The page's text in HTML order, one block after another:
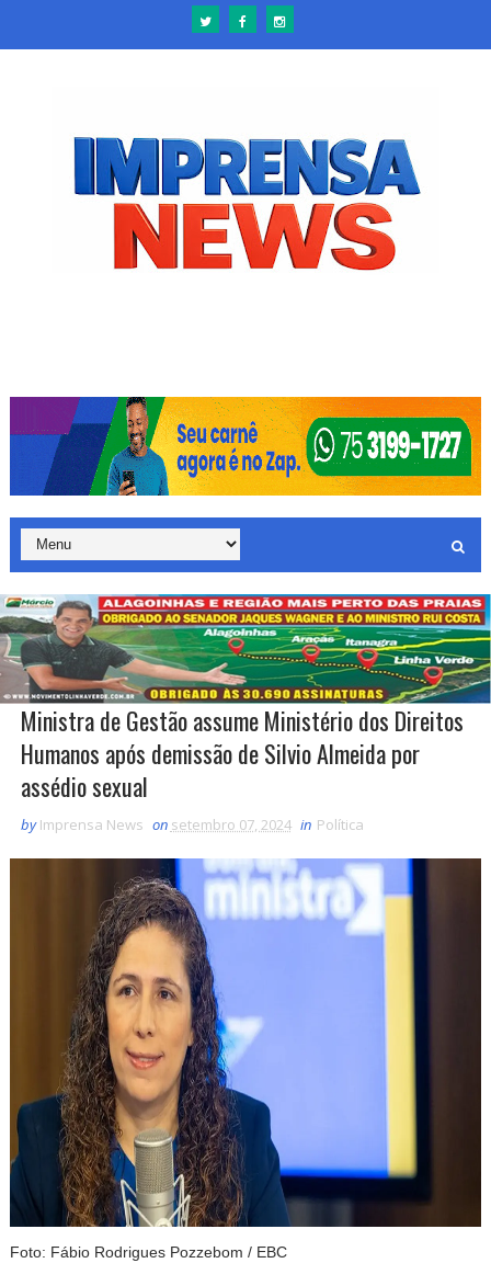
Ministra de Gestão assume Ministério dos Direitos
Humanos após demissão de Silvio Almeida por
assédio sexual
by Imprensa News on setembro 07, 2024 in Política
Foto: Fábio Rodrigues Pozzebom / EBC